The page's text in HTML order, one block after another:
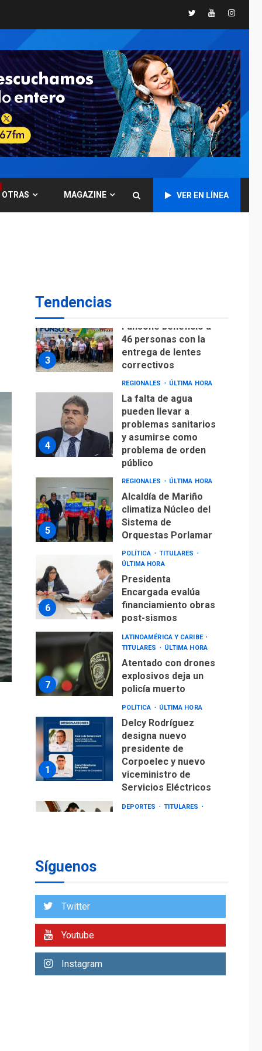
TwitterYoutube
OTRAS MAGAZINE VER EN LÍNEA
Tendencias
financiamiento obras
post-sismos
7
LATINOAMÉRICA Y CARIBE
TITULARES
ÚLTIMA HORA
Atentado con drones
explosivos deja un
policía muerto
POLÍTICA ÚLTIMA HORA
Delcy Rodríguez
Corpoelec y nuevo
3
Funsone benefició a
46 personas con la
entrega de lentes
correctivos
4
REGIONALES ÚLTIMA HORA
La falta de agua
pueden llevar a
problemas sanitarios
y asumirse como
problema de orden
público
5
REGIONALES ÚLTIMA HORA
Alcaldía de Mariño
climatiza Núcleo del
Sistema de
Orquestas Porlamar
6
POLÍTICA
TITULARES
ÚLTIMA HORA
Presidenta
Encargada evalúa
financiamiento obras
post-sismos
7
LATINOAMÉRICA Y CARIBE
TITULARES
ÚLTIMA HORA
Atentado con drones
explosivos deja un
policía muerto
1
POLÍTICA ÚLTIMA HORA
Delcy Rodríguez
designa nuevo
presidente de
Corpoelec y nuevo
viceministro de
Servicios Eléctricos
DEPORTES
TITULARES
3
Funsone benefició a
entrega de lentes
pueden llevar a
Síguenos
Twitter
Youtube
Instagram